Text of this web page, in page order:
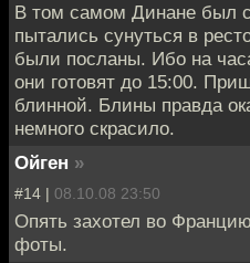
В том самом Динане был
пытались сунуться в
были посланы. Ибо на
они готовят до 15:00.
блинной. Блины правда
немного скрасило.
Ойген »
#14 | 08.10.08 23:50
Опять захотел во
фоты.